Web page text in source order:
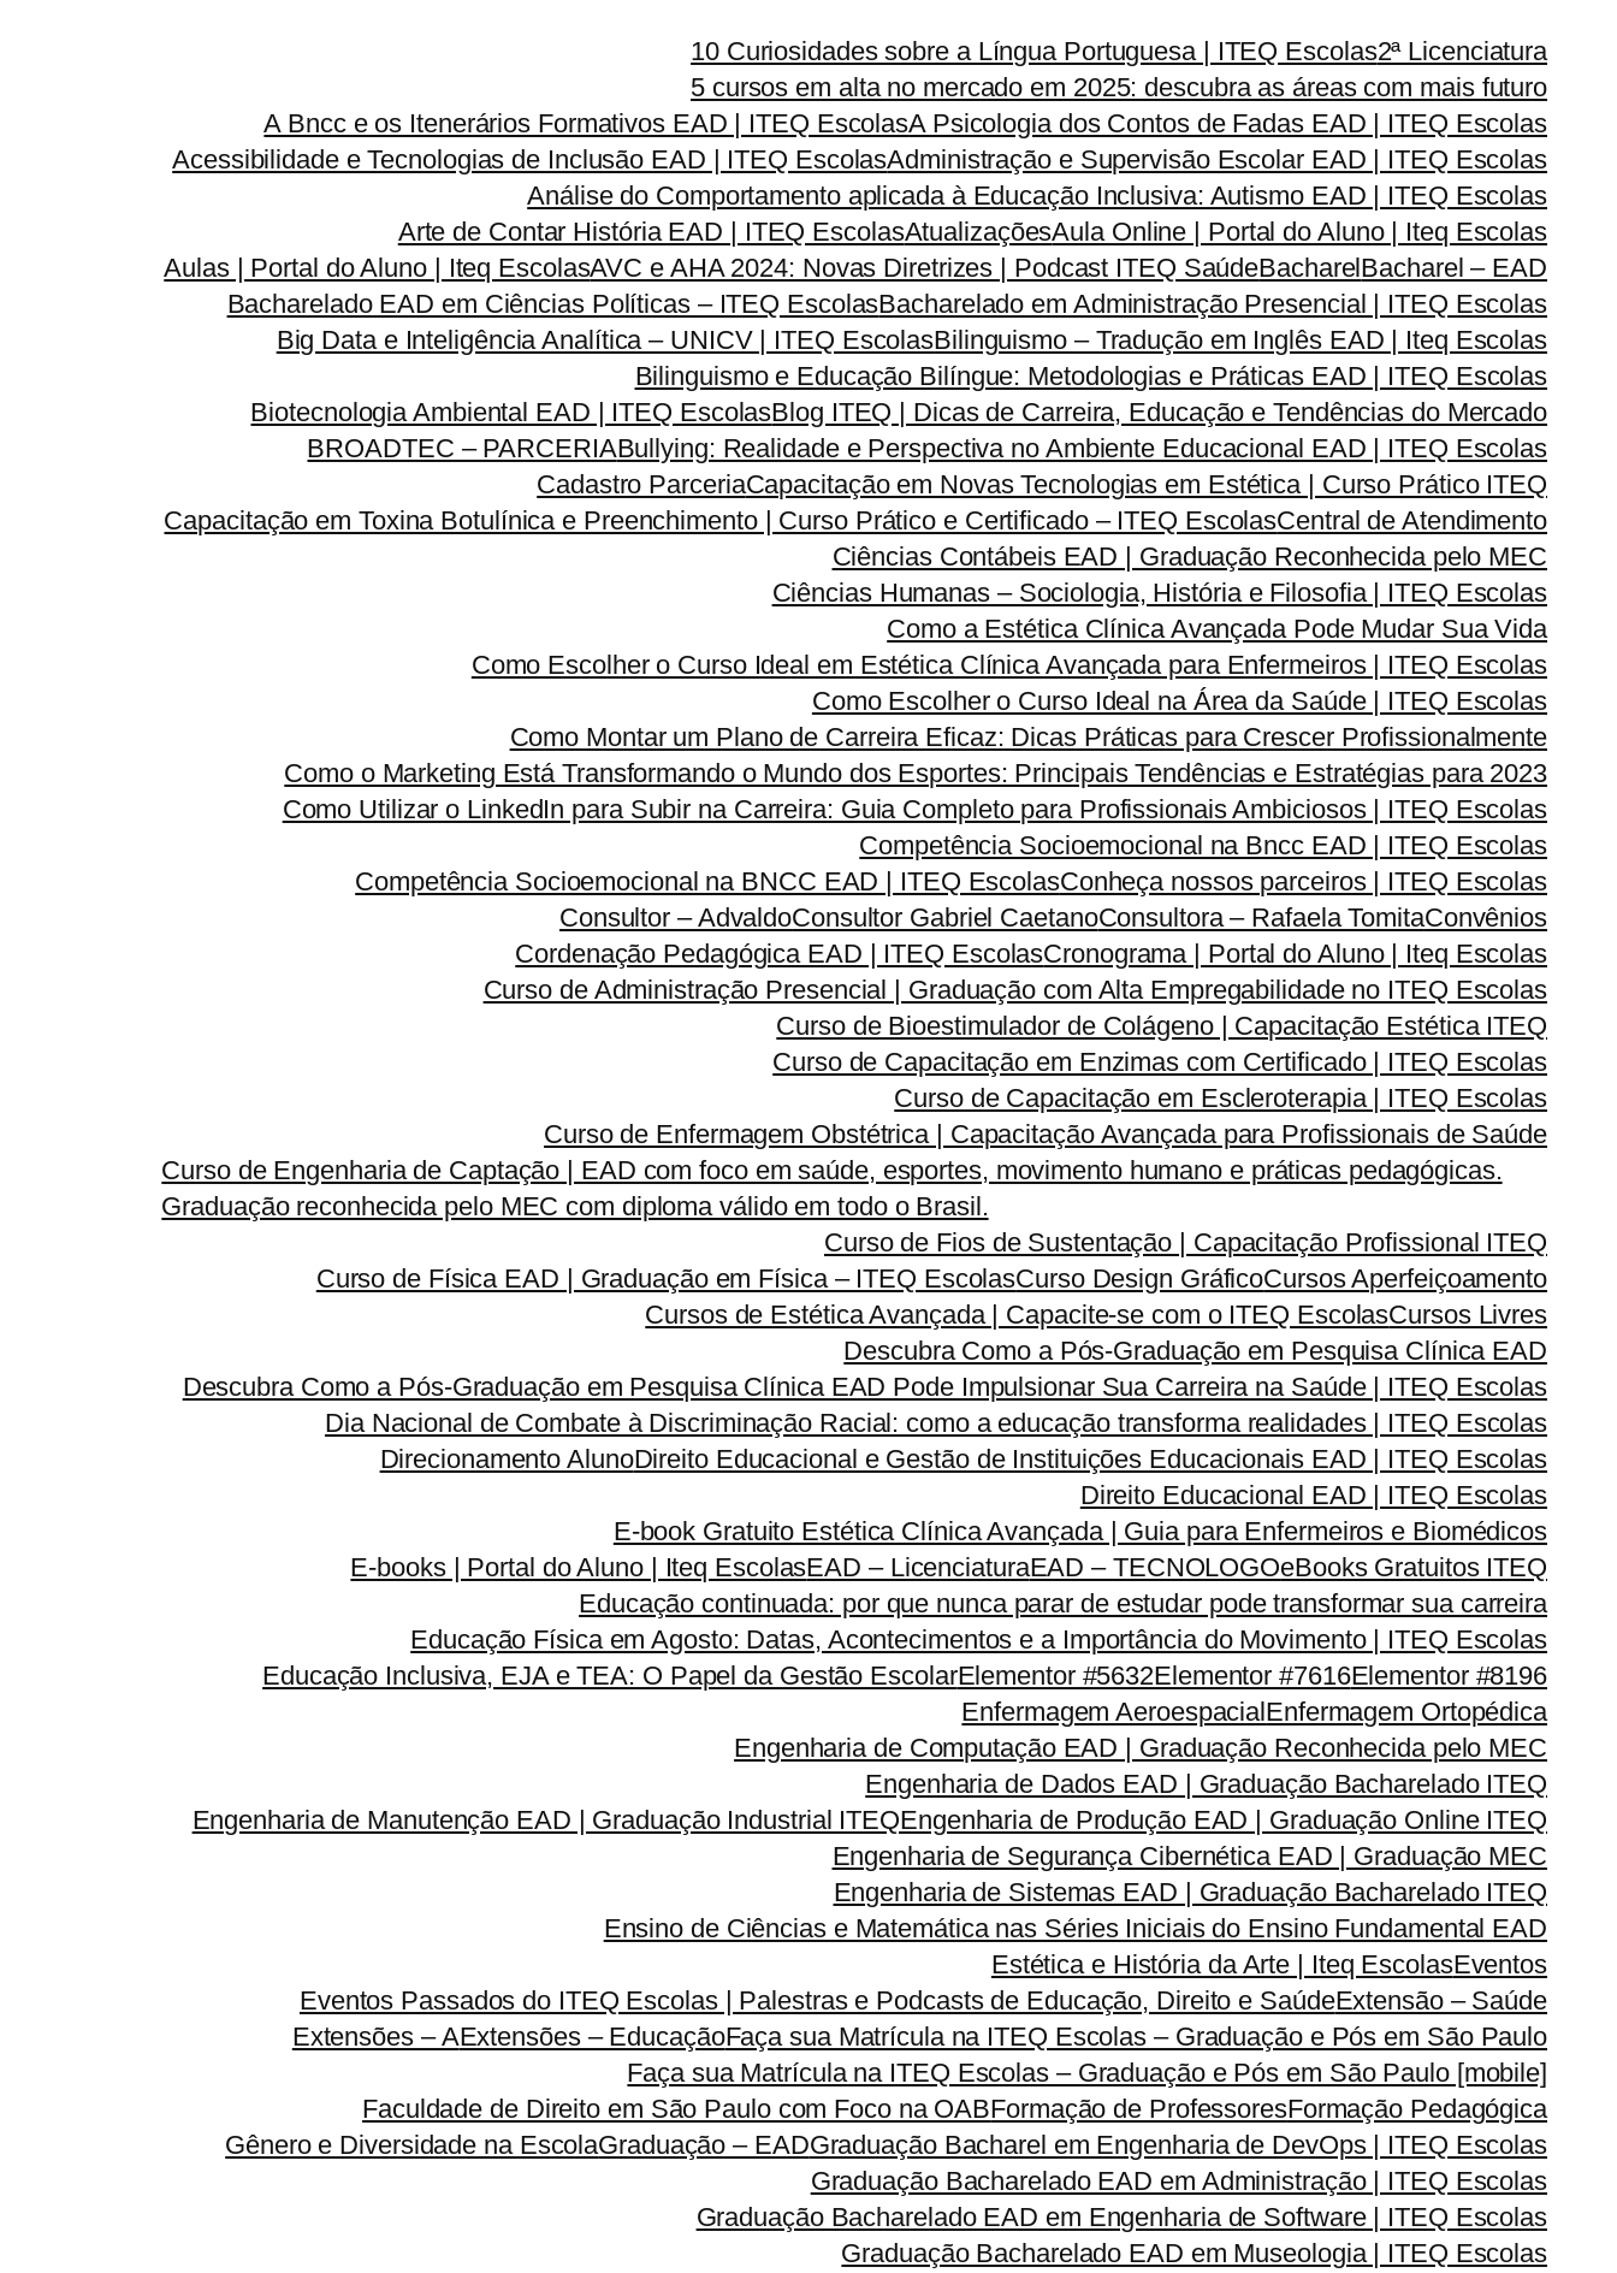
10 Curiosidades sobre a Língua Portuguesa | ITEQ Escolas2ª Licenciatura
5 cursos em alta no mercado em 2025: descubra as áreas com mais futuro
A Bncc e os Itenerários Formativos EAD | ITEQ EscolasA Psicologia dos Contos de Fadas EAD | ITEQ Escolas
Acessibilidade e Tecnologias de Inclusão EAD | ITEQ EscolasAdministração e Supervisão Escolar EAD | ITEQ Escolas
Análise do Comportamento aplicada à Educação Inclusiva: Autismo EAD | ITEQ Escolas
Arte de Contar História EAD | ITEQ EscolasAtualizaçõesAula Online | Portal do Aluno | Iteq Escolas
Aulas | Portal do Aluno | Iteq EscolasAVC e AHA 2024: Novas Diretrizes | Podcast ITEQ SaúdeBacharelBacharel – EAD
Bacharelado EAD em Ciências Políticas – ITEQ EscolasBacharelado em Administração Presencial | ITEQ Escolas
Big Data e Inteligência Analítica – UNICV | ITEQ EscolasBilinguismo – Tradução em Inglês EAD | Iteq Escolas
Bilinguismo e Educação Bilíngue: Metodologias e Práticas EAD | ITEQ Escolas
Biotecnologia Ambiental EAD | ITEQ EscolasBlog ITEQ | Dicas de Carreira, Educação e Tendências do Mercado
BROADTEC – PARCERIABullying: Realidade e Perspectiva no Ambiente Educacional EAD | ITEQ Escolas
Cadastro ParceriaCapacitação em Novas Tecnologias em Estética | Curso Prático ITEQ
Capacitação em Toxina Botulínica e Preenchimento | Curso Prático e Certificado – ITEQ EscolasCentral de Atendimento
Ciências Contábeis EAD | Graduação Reconhecida pelo MEC
Ciências Humanas – Sociologia, História e Filosofia | ITEQ Escolas
Como a Estética Clínica Avançada Pode Mudar Sua Vida
Como Escolher o Curso Ideal em Estética Clínica Avançada para Enfermeiros | ITEQ Escolas
Como Escolher o Curso Ideal na Área da Saúde | ITEQ Escolas
Como Montar um Plano de Carreira Eficaz: Dicas Práticas para Crescer Profissionalmente
Como o Marketing Está Transformando o Mundo dos Esportes: Principais Tendências e Estratégias para 2023
Como Utilizar o LinkedIn para Subir na Carreira: Guia Completo para Profissionais Ambiciosos | ITEQ Escolas
Competência Socioemocional na Bncc EAD | ITEQ Escolas
Competência Socioemocional na BNCC EAD | ITEQ EscolasConheça nossos parceiros | ITEQ Escolas
Consultor – AdvaldoConsultor Gabriel CaetanoConsultora – Rafaela TomitaConvênios
Cordenação Pedagógica EAD | ITEQ EscolasCronograma | Portal do Aluno | Iteq Escolas
Curso de Administração Presencial | Graduação com Alta Empregabilidade no ITEQ Escolas
Curso de Bioestimulador de Colágeno | Capacitação Estética ITEQ
Curso de Capacitação em Enzimas com Certificado | ITEQ Escolas
Curso de Capacitação em Escleroterapia | ITEQ Escolas
Curso de Enfermagem Obstétrica | Capacitação Avançada para Profissionais de Saúde
Curso de Engenharia de Captação | EAD com foco em saúde, esportes, movimento humano e práticas pedagógicas.
Graduação reconhecida pelo MEC com diploma válido em todo o Brasil.
Curso de Fios de Sustentação | Capacitação Profissional ITEQ
Curso de Física EAD | Graduação em Física – ITEQ EscolasCurso Design GráficoCursos Aperfeiçoamento
Cursos de Estética Avançada | Capacite-se com o ITEQ EscolasCursos Livres
Descubra Como a Pós-Graduação em Pesquisa Clínica EAD
Descubra Como a Pós-Graduação em Pesquisa Clínica EAD Pode Impulsionar Sua Carreira na Saúde | ITEQ Escolas
Dia Nacional de Combate à Discriminação Racial: como a educação transforma realidades | ITEQ Escolas
Direcionamento AlunoDireito Educacional e Gestão de Instituições Educacionais EAD | ITEQ Escolas
Direito Educacional EAD | ITEQ Escolas
E-book Gratuito Estética Clínica Avançada | Guia para Enfermeiros e Biomédicos
E-books | Portal do Aluno | Iteq EscolasEAD – LicenciaturaEAD – TECNOLOGOeBooks Gratuitos ITEQ
Educação continuada: por que nunca parar de estudar pode transformar sua carreira
Educação Física em Agosto: Datas, Acontecimentos e a Importância do Movimento | ITEQ Escolas
Educação Inclusiva, EJA e TEA: O Papel da Gestão EscolarElementor #5632Elementor #7616Elementor #8196
Enfermagem AeroespacialEnfermagem Ortopédica
Engenharia de Computação EAD | Graduação Reconhecida pelo MEC
Engenharia de Dados EAD | Graduação Bacharelado ITEQ
Engenharia de Manutenção EAD | Graduação Industrial ITEQEngenharia de Produção EAD | Graduação Online ITEQ
Engenharia de Segurança Cibernética EAD | Graduação MEC
Engenharia de Sistemas EAD | Graduação Bacharelado ITEQ
Ensino de Ciências e Matemática nas Séries Iniciais do Ensino Fundamental EAD
Estética e História da Arte | Iteq EscolasEventos
Eventos Passados do ITEQ Escolas | Palestras e Podcasts de Educação, Direito e SaúdeExtensão – Saúde
Extensões – AExtensões – EducaçãoFaça sua Matrícula na ITEQ Escolas – Graduação e Pós em São Paulo
Faça sua Matrícula na ITEQ Escolas – Graduação e Pós em São Paulo [mobile]
Faculdade de Direito em São Paulo com Foco na OABFormação de ProfessoresFormação Pedagógica
Gênero e Diversidade na EscolaGraduação – EADGraduação Bacharel em Engenharia de DevOps | ITEQ Escolas
Graduação Bacharelado EAD em Administração | ITEQ Escolas
Graduação Bacharelado EAD em Engenharia de Software | ITEQ Escolas
Graduação Bacharelado EAD em Museologia | ITEQ Escolas